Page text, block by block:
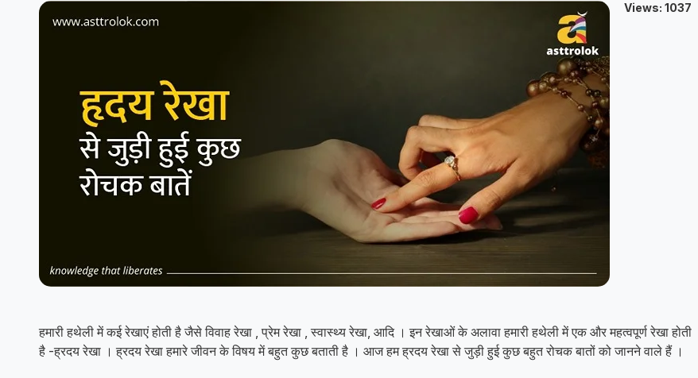
Views: 1037
हमारी हथेली में कई रेखाएं होती है जैसे विवाह रेखा , प्रेम रेखा , स्वास्थ्य रेखा, आदि । इन रेखाओं के अलावा हमारी हथेली में एक और महत्वपूर्ण रेखा होती
है -ह्रदय रेखा । ह्रदय रेखा हमारे जीवन के विषय में बहुत कुछ बताती है । आज हम ह्रदय रेखा से जुड़ी हुई कुछ बहुत रोचक बातों को जानने वाले हैं ।